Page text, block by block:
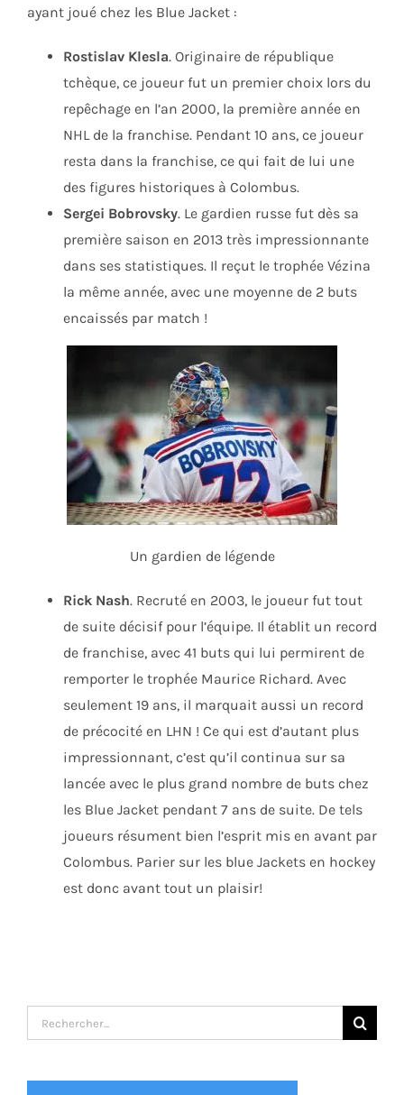
ayant joué chez les Blue Jacket :
Rostislav Klesla. Originaire de république
tchèque, ce joueur fut un premier choix lors du
repêchage en l’an 2000, la première année en
NHL de la franchise. Pendant 10 ans, ce joueur
resta dans la franchise, ce qui fait de lui une
des figures historiques à Colombus.
Sergei Bobrovsky. Le gardien russe fut dès sa
première saison en 2013 très impressionnante
dans ses statistiques. Il reçut le trophée Vézina
la même année, avec une moyenne de 2 buts
encaissés par match !
Un gardien de légende
Rick Nash. Recruté en 2003, le joueur fut tout
de suite décisif pour l’équipe. Il établit un record
de franchise, avec 41 buts qui lui permirent de
remporter le trophée Maurice Richard. Avec
seulement 19 ans, il marquait aussi un record
de précocité en LHN ! Ce qui est d’autant plus
impressionnant, c’est qu’il continua sur sa
lancée avec le plus grand nombre de buts chez
les Blue Jacket pendant 7 ans de suite. De tels
joueurs résument bien l’esprit mis en avant par
Colombus. Parier sur les blue Jackets en hockey
est donc avant tout un plaisir!
Recherche
sur